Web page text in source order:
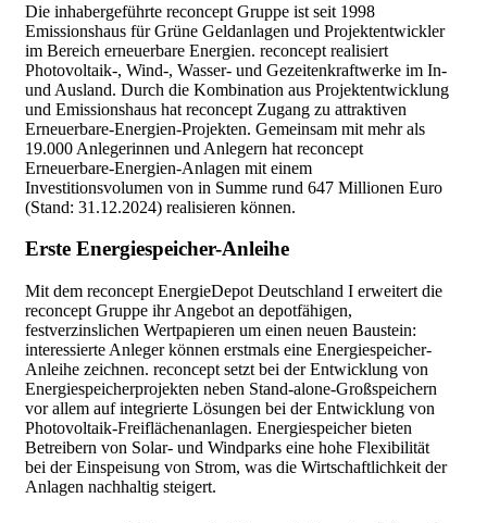
Die inhabergeführte reconcept Gruppe ist seit 1998
Emissionshaus für Grüne Geldanlagen und Projektentwickler
im Bereich erneuerbare Energien. reconcept realisiert
Photovoltaik-, Wind-, Wasser- und Gezeitenkraftwerke im In-
und Ausland. Durch die Kombination aus Projektentwicklung
und Emissionshaus hat reconcept Zugang zu attraktiven
Erneuerbare-Energien-Projekten. Gemeinsam mit mehr als
19.000 Anlegerinnen und Anlegern hat reconcept
Erneuerbare-Energien-Anlagen mit einem
Investitionsvolumen von in Summe rund 647 Millionen Euro
(Stand: 31.12.2024) realisieren können.
Erste Energiespeicher-Anleihe
Mit dem reconcept EnergieDepot Deutschland I erweitert die
reconcept Gruppe ihr Angebot an depotfähigen,
festverzinslichen Wertpapieren um einen neuen Baustein:
interessierte Anleger können erstmals eine Energiespeicher-
Anleihe zeichnen. reconcept setzt bei der Entwicklung von
Energiespeicherprojekten neben Stand-alone-Großspeichern
vor allem auf integrierte Lösungen bei der Entwicklung von
Photovoltaik-Freiflächenanlagen.Energiespeicher bieten
Betreibern von Solar- und Windparks eine hohe Flexibilität
bei der Einspeisung von Strom, was die Wirtschaftlichkeit der
Anlagen nachhaltig steigert.